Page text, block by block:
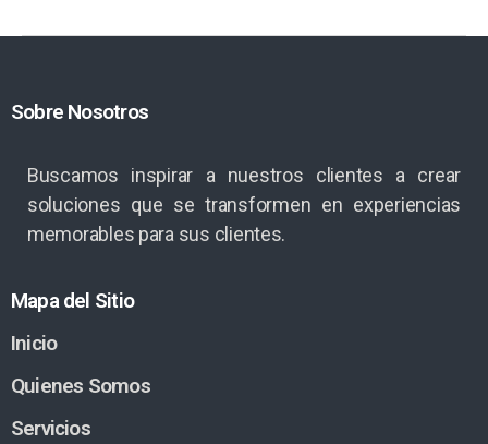
Sobre Nosotros
Buscamos inspirar a nuestros clientes a crear
soluciones que se transformen en experiencias
memorables para sus clientes.
Mapa del Sitio
Inicio
Quienes Somos
Servicios